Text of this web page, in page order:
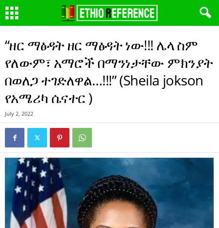
“ዘር ማፅዳት ዘር ማፅዳት ነው!!! ሌላ ስም
የለውም፣ አማሮች በማንነታቸው ምክንያት
በወለጋ ተገድለዋል…!!!” (Sheila jokson
የአሜሪካ ሴናተር )
July 2, 2022